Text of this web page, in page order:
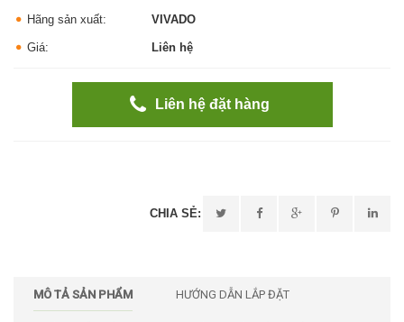
Hãng sản xuất: VIVADO
Giá: Liên hệ
Liên hệ đặt hàng
CHIA SẺ:
MÔ TẢ SẢN PHẨM HƯỚNG DẪN LẮP ĐẶT